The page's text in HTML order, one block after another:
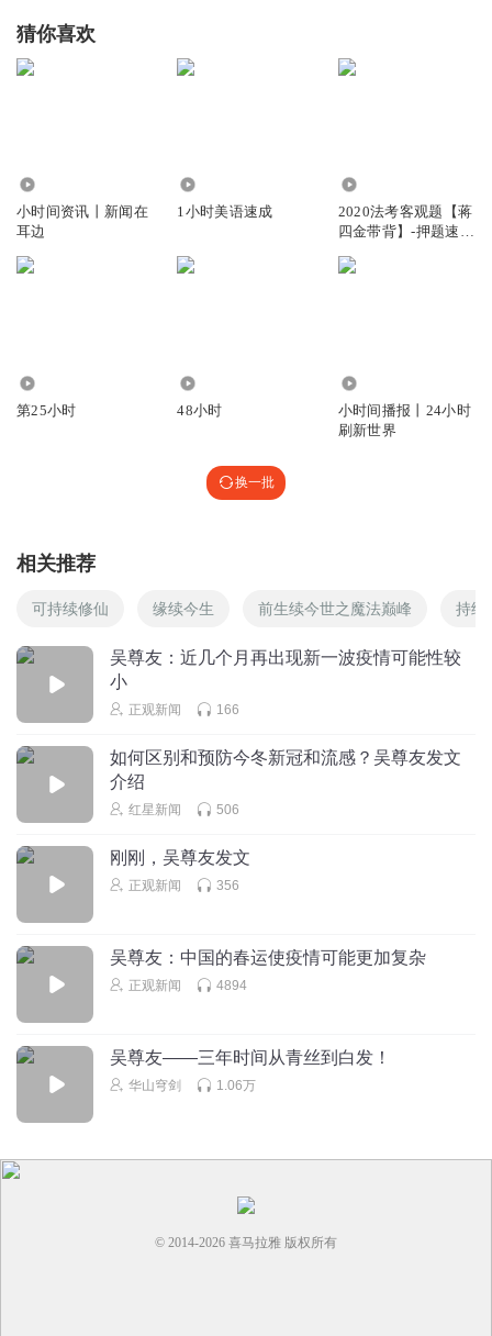
猜你喜欢
小时间资讯丨新闻在
耳边
1小时美语速成
2020法考客观题【蒋
四金带背】-押题速记
第25小时 48小时
小时间播报丨24小时
刷新世界
换一批
相关推荐
可持续修仙 缘续今生 前生续今世之魔法巅峰 持续
吴尊友：近几个月再出现新一波疫情可能性较
小
正观新闻 166
如何区别和预防今冬新冠和流感？吴尊友发文
介绍
红星新闻 506
刚刚，吴尊友发文
正观新闻 356
吴尊友：中国的春运使疫情可能更加复杂
正观新闻 4894
吴尊友——三年时间从青丝到白发！
华山穹剑 1.06万
© 2014-2026 喜马拉雅 版权所有